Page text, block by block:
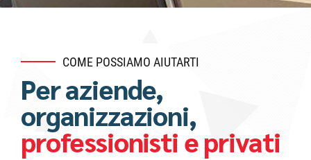
COME POSSIAMO AIUTARTI
Per aziende,
organizzazioni,
professionisti e privati